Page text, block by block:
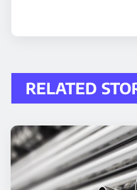
RELATED